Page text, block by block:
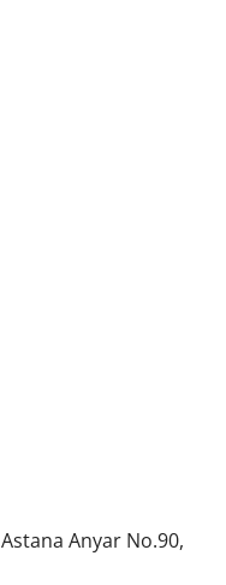
Astana Anyar No.90,